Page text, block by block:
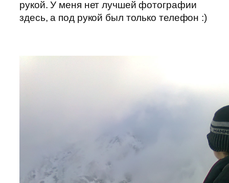
рукой. У меня нет лучшей фотографии
здесь, а под рукой был только телефон :)